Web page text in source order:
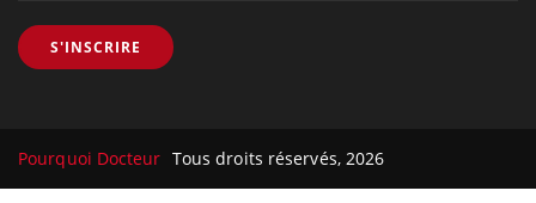
S'INSCRIRE
Pourquoi Docteur Tous droits réservés, 2026